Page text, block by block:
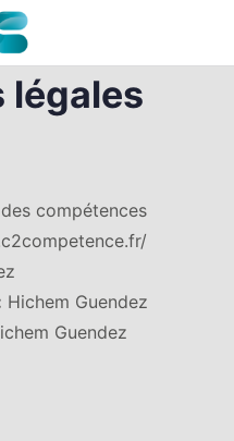
légales
compétences
Hichem Guendez
Guendez